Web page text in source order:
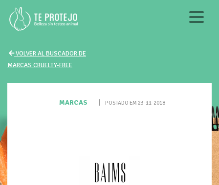
VOLVER AL BUSCADOR DE
MARCAS CRUELTY-FREE
MARCAS POSTADO EM 23-11-2018